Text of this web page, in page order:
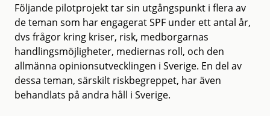
Följande pilotprojekt tar sin utgångspunkt i flera av
de teman som har engagerat SPF under ett antal år,
dvs frågor kring kriser, risk, medborgarnas
handlingsmöjligheter, mediernas roll, och den
allmänna opinionsutvecklingen i Sverige. En del av
dessa teman, särskilt riskbegreppet, har även
behandlats på andra håll i Sverige.